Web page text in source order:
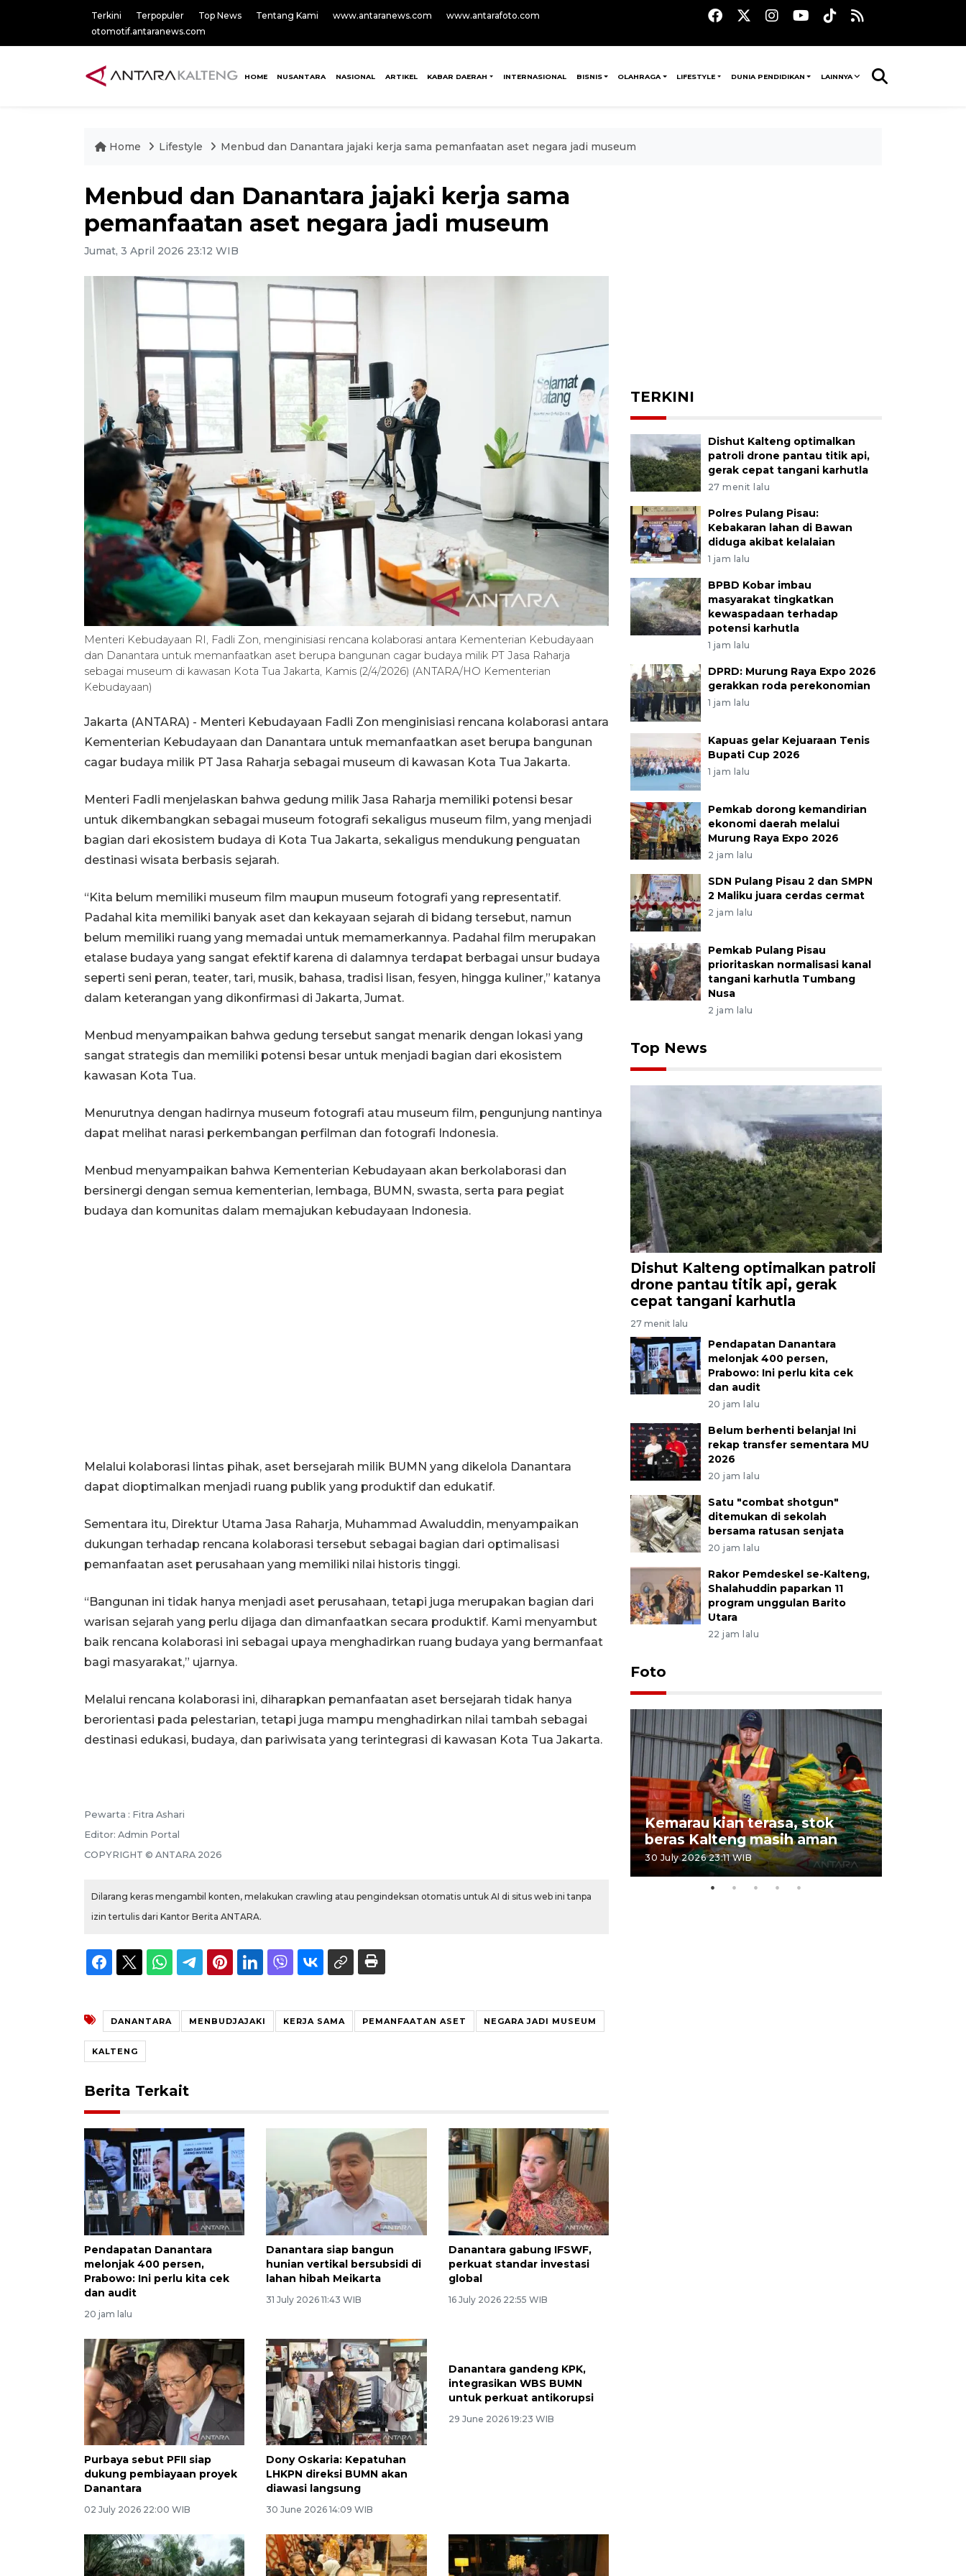
Terkini Terpopuler Top News Tentang Kami www.antaranews.com
www.antarafoto.com
otomotif.antaranews.com
HOME NUSANTARA NASIONAL ARTIKEL KABAR DAERAH INTERNASIONAL BISNIS OLAHRAGA LIFESTYLE DUNIA PENDIDIKAN LAINNYA
Home Lifestyle Menbud dan Danantara jajaki kerja sama pemanfaatan aset negara jadi museum
Menbud dan Danantara jajaki kerja sama
pemanfaatan aset negara jadi museum
Jumat, 3 April 2026 23:12 WIB
Menteri Kebudayaan RI, Fadli Zon, menginisiasi rencana kolaborasi antara Kementerian Kebudayaan
dan Danantara untuk memanfaatkan aset berupa bangunan cagar budaya milik PT Jasa Raharja
sebagai museum di kawasan Kota Tua Jakarta, Kamis (2/4/2026) (ANTARA/HO Kementerian
Kebudayaan)
Jakarta (ANTARA) - Menteri Kebudayaan Fadli Zon menginisiasi rencana kolaborasi antara
Kementerian Kebudayaan dan Danantara untuk memanfaatkan aset berupa bangunan
cagar budaya milik PT Jasa Raharja sebagai museum di kawasan Kota Tua Jakarta.
Menteri Fadli menjelaskan bahwa gedung milik Jasa Raharja memiliki potensi besar
untuk dikembangkan sebagai museum fotografi sekaligus museum film, yang menjadi
bagian dari ekosistem budaya di Kota Tua Jakarta, sekaligus mendukung penguatan
destinasi wisata berbasis sejarah.
“Kita belum memiliki museum film maupun museum fotografi yang representatif.
Padahal kita memiliki banyak aset dan kekayaan sejarah di bidang tersebut, namun
belum memiliki ruang yang memadai untuk memamerkannya. Padahal film merupakan
etalase budaya yang sangat efektif karena di dalamnya terdapat berbagai unsur budaya
seperti seni peran, teater, tari, musik, bahasa, tradisi lisan, fesyen, hingga kuliner,” katanya
dalam keterangan yang dikonfirmasi di Jakarta, Jumat.
Menbud menyampaikan bahwa gedung tersebut sangat menarik dengan lokasi yang
sangat strategis dan memiliki potensi besar untuk menjadi bagian dari ekosistem
kawasan Kota Tua.
Menurutnya dengan hadirnya museum fotografi atau museum film, pengunjung nantinya
dapat melihat narasi perkembangan perfilman dan fotografi Indonesia.
Menbud menyampaikan bahwa Kementerian Kebudayaan akan berkolaborasi dan
bersinergi dengan semua kementerian, lembaga, BUMN, swasta, serta para pegiat
budaya dan komunitas dalam memajukan kebudayaan Indonesia.
Melalui kolaborasi lintas pihak, aset bersejarah milik BUMN yang dikelola Danantara
dapat dioptimalkan menjadi ruang publik yang produktif dan edukatif.
Sementara itu, Direktur Utama Jasa Raharja, Muhammad Awaluddin, menyampaikan
dukungan terhadap rencana kolaborasi tersebut sebagai bagian dari optimalisasi
pemanfaatan aset perusahaan yang memiliki nilai historis tinggi.
“Bangunan ini tidak hanya menjadi aset perusahaan, tetapi juga merupakan bagian dari
warisan sejarah yang perlu dijaga dan dimanfaatkan secara produktif. Kami menyambut
baik rencana kolaborasi ini sebagai upaya menghadirkan ruang budaya yang bermanfaat
bagi masyarakat,” ujarnya.
Melalui rencana kolaborasi ini, diharapkan pemanfaatan aset bersejarah tidak hanya
berorientasi pada pelestarian, tetapi juga mampu menghadirkan nilai tambah sebagai
destinasi edukasi, budaya, dan pariwisata yang terintegrasi di kawasan Kota Tua Jakarta.
Pewarta : Fitra Ashari
Editor: Admin Portal
COPYRIGHT © ANTARA 2026
Dilarang keras mengambil konten, melakukan crawling atau pengindeksan otomatis untuk AI di situs web ini tanpa
izin tertulis dari Kantor Berita ANTARA.
DANANTARA MENBUDJAJAKI KERJA SAMA PEMANFAATAN ASET NEGARA JADI MUSEUM
KALTENG
Berita Terkait
Pendapatan Danantara
melonjak 400 persen,
Prabowo: Ini perlu kita cek
dan audit
20 jam lalu
Danantara siap bangun
hunian vertikal bersubsidi di
lahan hibah Meikarta
31 July 2026 11:43 WIB
Danantara gabung IFSWF,
perkuat standar investasi
global
16 July 2026 22:55 WIB
Purbaya sebut PFII siap
dukung pembiayaan proyek
Danantara
02 July 2026 22:00 WIB
Dony Oskaria: Kepatuhan
LHKPN direksi BUMN akan
diawasi langsung
30 June 2026 14:09 WIB
TERKINI
Dishut Kalteng optimalkan
patroli drone pantau titik api,
gerak cepat tangani karhutla
27 menit lalu
Polres Pulang Pisau:
Kebakaran lahan di Bawan
diduga akibat kelalaian
1 jam lalu
BPBD Kobar imbau
masyarakat tingkatkan
kewaspadaan terhadap
potensi karhutla
1 jam lalu
DPRD: Murung Raya Expo 2026
gerakkan roda perekonomian
1 jam lalu
Kapuas gelar Kejuaraan Tenis
Bupati Cup 2026
1 jam lalu
Pemkab dorong kemandirian
ekonomi daerah melalui
Murung Raya Expo 2026
2 jam lalu
SDN Pulang Pisau 2 dan SMPN
2 Maliku juara cerdas cermat
2 jam lalu
Pemkab Pulang Pisau
prioritaskan normalisasi kanal
tangani karhutla Tumbang
Nusa
2 jam lalu
Top News
Dishut Kalteng optimalkan patroli
drone pantau titik api, gerak
cepat tangani karhutla
27 menit lalu
Pendapatan Danantara
melonjak 400 persen,
Prabowo: Ini perlu kita cek
dan audit
20 jam lalu
Belum berhenti belanja! Ini
rekap transfer sementara MU
2026
20 jam lalu
Satu "combat shotgun"
ditemukan di sekolah
bersama ratusan senjata
20 jam lalu
Rakor Pemdeskel se-Kalteng,
Shalahuddin paparkan 11
program unggulan Barito
Utara
22 jam lalu
Foto
Kemarau kian terasa, stok
beras Kalteng masih aman
30 July 2026 23:11 WIB